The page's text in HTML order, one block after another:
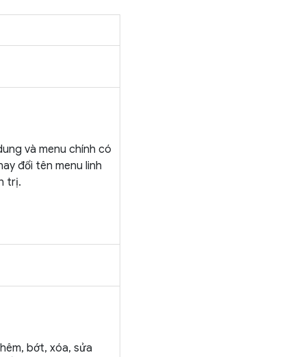
và menu chính có
đổi tên menu linh
trị.
bớt, xóa, sửa